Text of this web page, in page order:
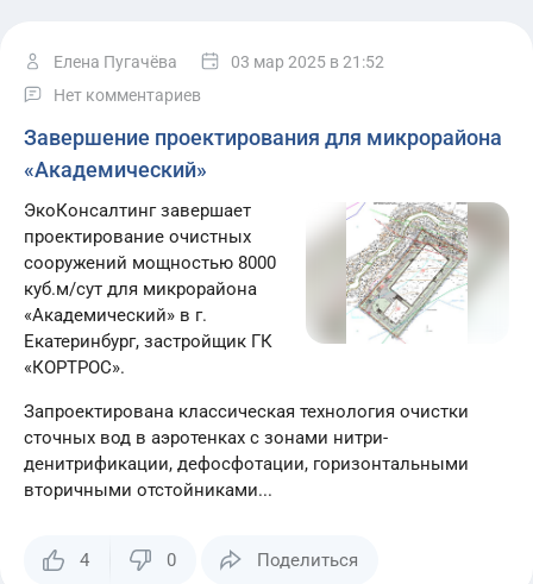
Елена Пугачёва 03 мар 2025 в 21:52
Нет комментариев
Завершение проектирования для микрорайона
«Академический»
ЭкоКонсалтинг завершает
проектирование очистных
сооружений мощностью 8000
куб.м/сут для микрорайона
«Академический» в г.
Екатеринбург, застройщик ГК
«КОРТРОС».
Запроектирована классическая технология очистки
сточных вод в аэротенках с зонами нитри-
денитрификации, дефосфотации, горизонтальными
вторичными отстойниками...
4 0 Поделиться